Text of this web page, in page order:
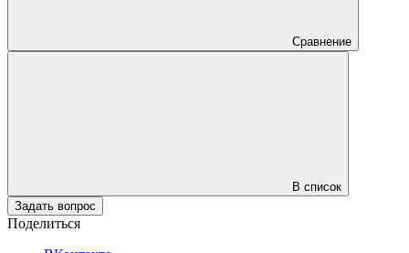
Сравнение
В список
Задать вопрос
Поделиться